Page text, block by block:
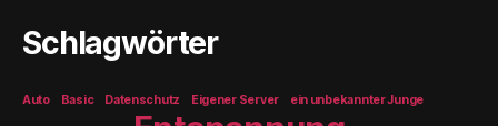
Schlagwörter
Auto Basic Datenschutz Eigener Server ein unbekannter Junge